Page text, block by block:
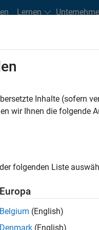
Lernen
zur Qualität dieser
ISO 26262-basierte
Inhalte (sofern
wir Ihnen die folgende
folgenden Liste
Europa
Belgium (English)
Denmark (English)